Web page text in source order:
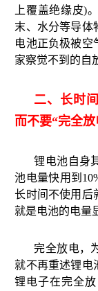
上覆盖绝缘皮)
末、水分等导体
电池正负极被空
家察觉不到的自
二、长时
而不要“完全放
锂电池自身
池电量快用到
长时间不使用后
就是电池的电量
完全放电，
就不再重述锂电
锂电子在完全